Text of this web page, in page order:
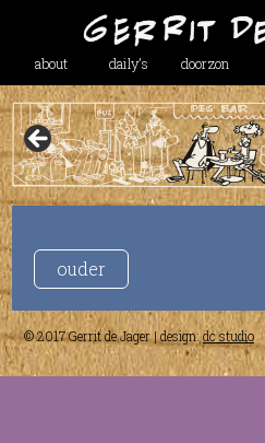
about daily’s doorzon
ouder
© 2017 Gerrit de Jager | design:dc studio